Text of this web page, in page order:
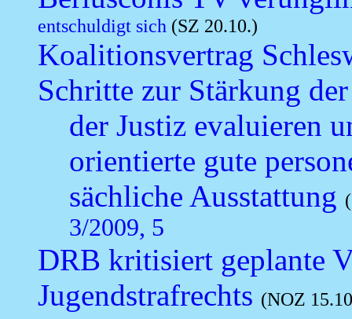
entschuldigt sich (SZ 20.10.)
Koalitionsvertrag
Schritte zur Stärkung
der Justiz evaluieren
orientierte gute
sächliche Ausstattung
3/2009, 5
DRB kritisiert geplante
Jugendstrafrechts (NOZ